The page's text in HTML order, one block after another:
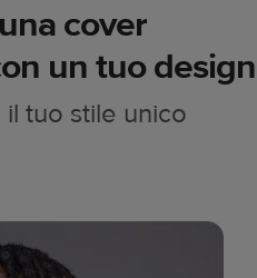
cover
un tuo design
tuo stile unico